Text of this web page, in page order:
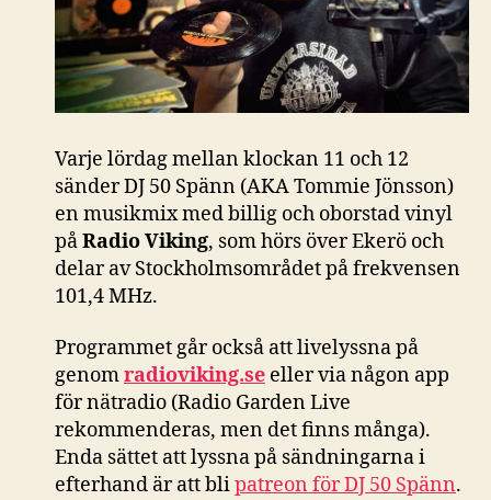
Varje lördag mellan klockan 11 och 12
sänder DJ 50 Spänn (AKA Tommie Jönsson)
en musikmix med billig och oborstad vinyl
påRadio Viking, som hörs över Ekerö och
delar av Stockholmsområdet på frekvensen
101,4 MHz.
Programmet går också att livelyssna på
genomradioviking.se eller via någon app
för nätradio (Radio Garden Live
rekommenderas, men det finns många).
Enda sättet att lyssna på sändningarna i
efterhand är att blipatreon för DJ 50 Spänn.